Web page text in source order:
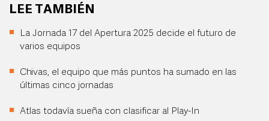
LEE TAMBIÉN
La Jornada 17 del Apertura 2025 decide el futuro de
varios equipos
Chivas, el equipo que más puntos ha sumado en las
últimas cinco jornadas
Atlas todavía sueña con clasificar al Play-In